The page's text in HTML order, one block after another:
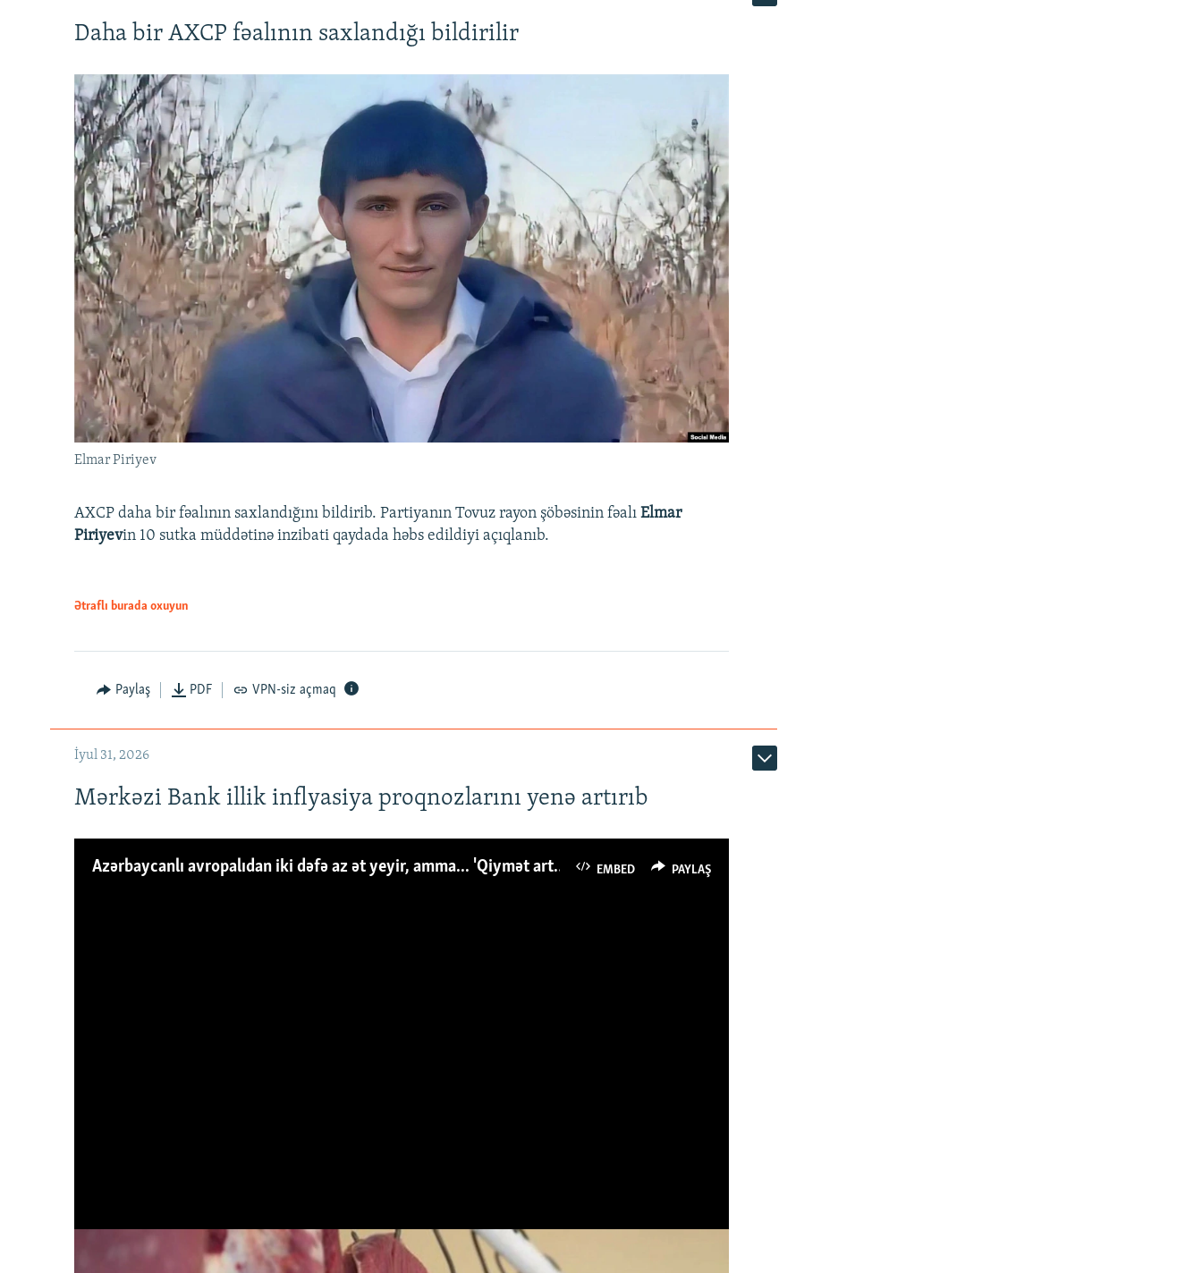
Daha bir AXCP fəalının saxlandığı bildirilir
Elmar Piriyev
AXCP daha bir fəalının saxlandığını bildirib. Partiyanın Tovuz rayon şöbəsinin fəalı Elmar
Piriyevin 10 sutka müddətinə inzibati qaydada həbs edildiyi açıqlanıb.
Ətraflı burada oxuyun
Paylaş PDF VPN-siz açmaq
İyul 31, 2026
Mərkəzi Bank illik inflyasiya proqnozlarını yenə artırıb
EMBED PAYLAŞ
Azərbaycanlı avropalıdan iki dəfə az ət yeyir, amma... 'Qiymət artımı qaçılmazdır'